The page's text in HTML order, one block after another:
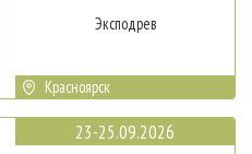
Эксподрев
Красноярск
23-25.09.2026